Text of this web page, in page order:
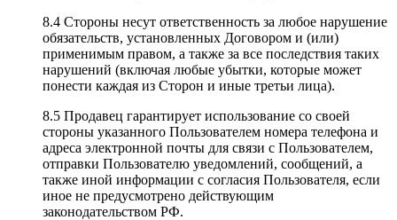
8.4 Стороны несут ответственность за любое нарушение
обязательств, установленных Договором и (или)
применимым правом, а также за все последствия таких
нарушений (включая любые убытки, которые может
понести каждая из Сторон и иные третьи лица).
8.5 Продавец гарантирует использование со своей
стороны указанного Пользователем номера телефона и
адреса электронной почты для связи с Пользователем,
отправки Пользователю уведомлений, сообщений, а
также иной информации с согласия Пользователя, если
иное не предусмотрено действующим
законодательством РФ.